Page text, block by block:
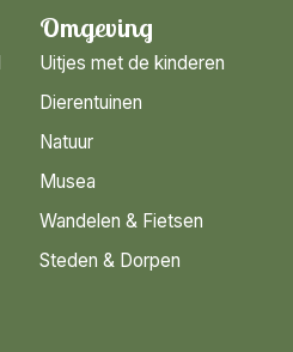
Omgeving
Uitjes met de kinderen
Dierentuinen
Natuur
Musea
Wandelen & Fietsen
Steden & Dorpen